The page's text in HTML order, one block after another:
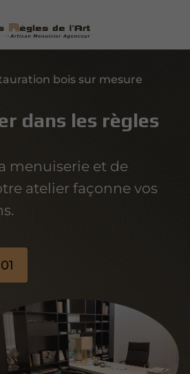
bois sur mesure
dans les règles
menuiserie et de
atelier façonne vos